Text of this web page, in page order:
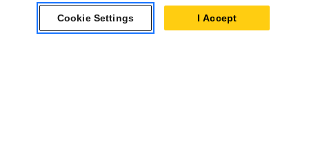
Caterpillar Contacto
Mis Preferencias De Marketing
Cookie Settings I Accept